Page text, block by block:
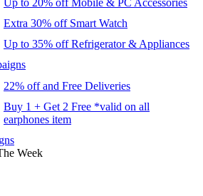
Extra 30% off Smart Watch
Up to 35% off Refrigerator & Appliances
22% off and Free Deliveries
Buy 1 + Get 2 Free *valid on all
earphones item
Week